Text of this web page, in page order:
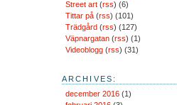
Street art(rss) (6)
Tittar på(rss) (101)
Trädgård(rss) (127)
Väpnargatan(rss) (1)
Videoblogg(rss) (31)
ARCHIVES:
december 2016(1)